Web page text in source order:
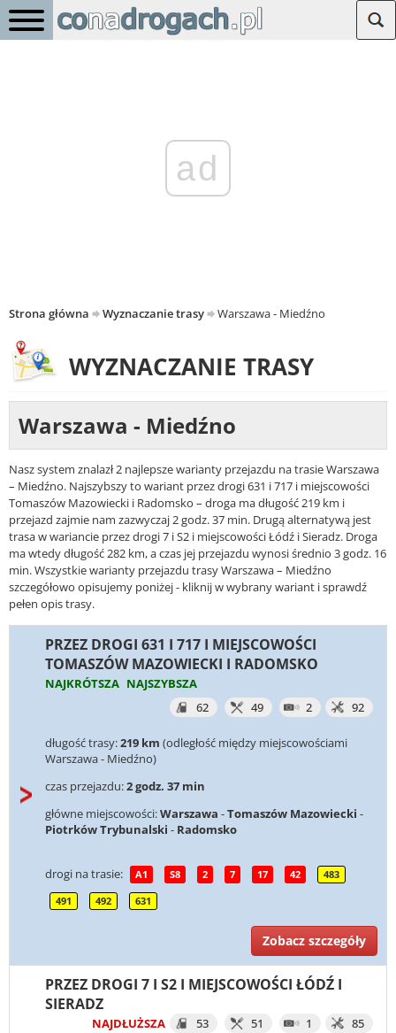
ad
Strona główna Wyznaczanie trasy Warszawa - Miedźno
WYZNACZANIE TRASY
Warszawa - Miedźno
Nasz system znalazł 2 najlepsze warianty przejazdu na trasie Warszawa
– Miedźno. Najszybszy to wariant przez drogi 631 i 717 i miejscowości
Tomaszów Mazowiecki i Radomsko – droga ma długość 219 km i
przejazd zajmie nam zazwyczaj 2 godz. 37 min. Drugą alternatywą jest
trasa w wariancie przez drogi 7 i S2 i miejscowości Łódź i Sieradz. Droga
ma wtedy długość 282 km, a czas jej przejazdu wynosi średnio 3 godz. 16
min. Wszystkie warianty przejazdu trasy Warszawa – Miedźno
szczegółowo opisujemy poniżej - kliknij w wybrany wariant i sprawdź
pełen opis trasy.
PRZEZ DROGI 631 I 717 I MIEJSCOWOŚCI
TOMASZÓW MAZOWIECKI I RADOMSKO
NAJKRÓTSZA NAJSZYBSZA
62
49 2 92
długość trasy:219 km (odległość między miejscowościami
Warszawa - Miedźno)
czas przejazdu:2 godz. 37 min
główne miejscowości:Warszawa -Tomaszów Mazowiecki -
Piotrków Trybunalski - Radomsko
drogi na trasie: A1 S8 2 7 17 42 483
491 492 631
Zobacz szczegóły
PRZEZ DROGI 7 I S2 I MIEJSCOWOŚCI ŁÓDŹ I
SIERADZ
NAJDŁUŻSZA 53 51 1 85